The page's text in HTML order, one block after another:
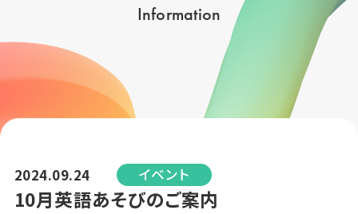
Information
2024.09.24 イベント
10月英語あそびのご案内